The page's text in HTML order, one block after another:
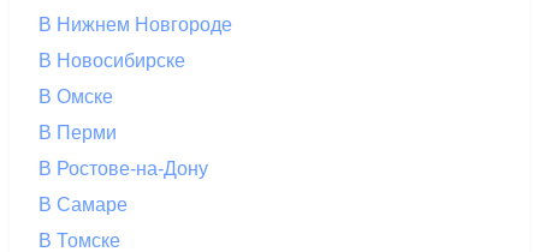
В Нижнем Новгороде
В Новосибирске
В Омске
В Перми
В Ростове-на-Дону
В Самаре
В Томске